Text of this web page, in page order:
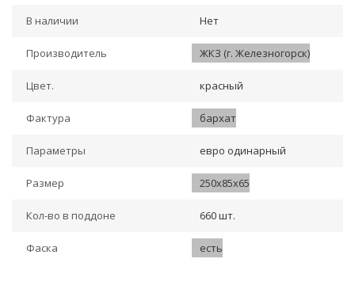
В наличии Нет
Производитель ЖКЗ (г. Железногорск)
Цвет. красный
Фактура бархат
Параметры евро одинарный
Размер 250х85х65
Кол-во в поддоне 660 шт.
Фаска есть